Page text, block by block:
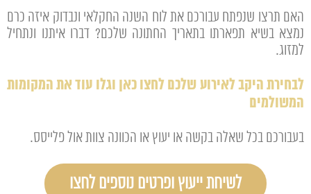
האם תרצו שנפתח עבורכם את לוח השנה החקלאי ונבדוק איזה כרם
נמצא בשיא תפארתו בתאריך החתונה שלכם? דברו איתנו ונתחיל
למזוג.
לבחירת היקב לאירוע שלכם לחצו כאן וגלו עוד את המקומות
המשולמים
בעבורכם בכל שאלה בקשה או יעוץ או הכוונה צוות אול פלייסס.
לשיחת ייעוץ ופרטים נוספים לחצו